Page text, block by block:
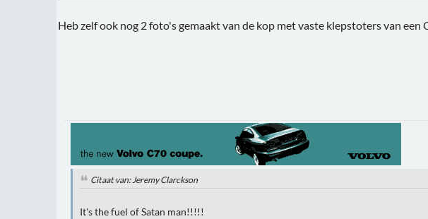
Heb zelf ook nog 2 foto's gemaakt van de kop met vaste klepstoters van een
Citaat van: Jeremy Clarckson
It's the fuel of Satan man!!!!!